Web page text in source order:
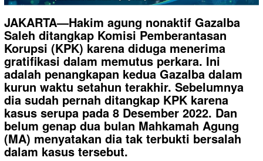
JAKARTA—Hakim agung nonaktif Gazalba
Saleh ditangkap Komisi Pemberantasan
Korupsi (KPK) karena diduga menerima
gratifikasi dalam memutus perkara. Ini
adalah penangkapan kedua Gazalba dalam
kurun waktu setahun terakhir. Sebelumnya
dia sudah pernah ditangkap KPK karena
kasus serupa pada 8 Desember 2022. Dan
belum genap dua bulan Mahkamah Agung
(MA) menyatakan dia tak terbukti bersalah
dalam kasus tersebut.